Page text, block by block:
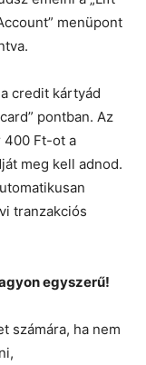
menüpont
credit kártyád
pontban. Az
400 Ft-ot a
meg kell adnod.
tranzakciós
egyszerű!
számára, ha nem